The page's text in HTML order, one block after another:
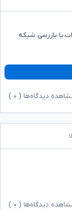
بازرسی شبکه
دیدگاه‌ها ( ۰
دیدگاه‌ها ( ۰